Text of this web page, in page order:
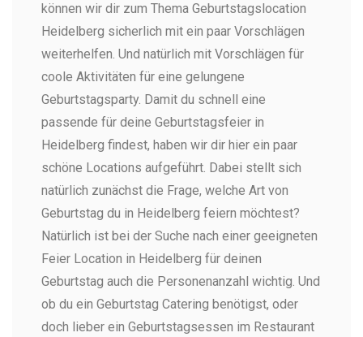
können wir dir zum Thema Geburtstagslocation
Heidelberg sicherlich mit ein paar Vorschlägen
weiterhelfen. Und natürlich mit Vorschlägen für
coole Aktivitäten für eine gelungene
Geburtstagsparty. Damit du schnell eine
passende für deine Geburtstagsfeier in
Heidelberg findest, haben wir dir hier ein paar
schöne Locations aufgeführt. Dabei stellt sich
natürlich zunächst die Frage, welche Art von
Geburtstag du in Heidelberg feiern möchtest?
Natürlich ist bei der Suche nach einer geeigneten
Feier Location in Heidelberg für deinen
Geburtstag auch die Personenanzahl wichtig. Und
ob du ein Geburtstag Catering benötigst, oder
doch lieber ein Geburtstagsessen im Restaurant